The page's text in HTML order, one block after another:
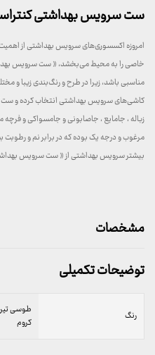
ست سرویس بهداشتی کنتراست ۵ پارچه ماربل
امروزه اکسسوری‌های سرویس بهداشتی از اهمیت
مناسبی باشد، زیرا در طرح و رنگ‌بندی زیبا و
زباله ، جامایع ، جاصابونی و جامسواکی و
مرغوب و درجه یک بوده که در برابر نم و رطوبت
بیشتر سرویس بهداشتی از « ست سرویس بهداشتی ۵ پارچه ماربل کنتراست»
مشخصات
توضیحات تکمیلی
رنگ
طوسی
کروم